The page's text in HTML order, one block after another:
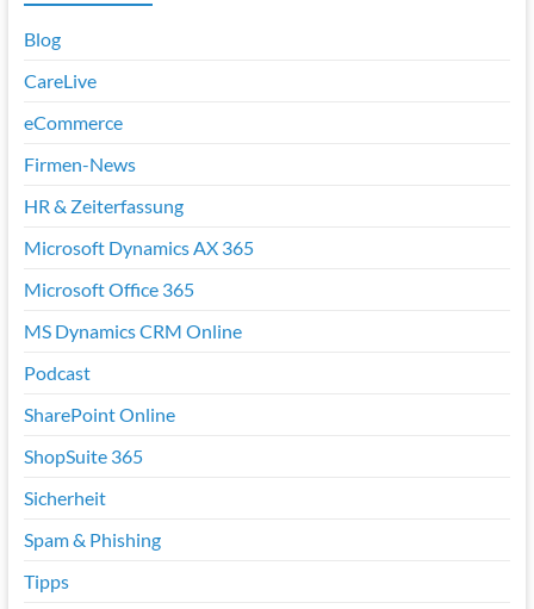
Blog
CareLive
eCommerce
Firmen-News
HR & Zeiterfassung
Microsoft Dynamics AX 365
Microsoft Office 365
MS Dynamics CRM Online
Podcast
SharePoint Online
ShopSuite 365
Sicherheit
Spam & Phishing
Tipps